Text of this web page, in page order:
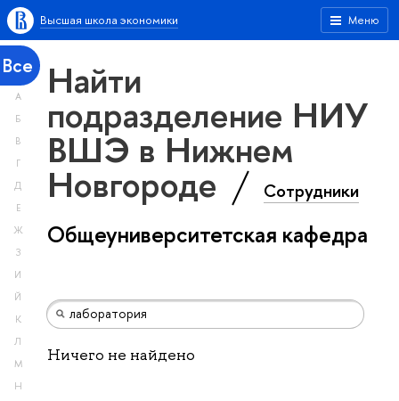
Меню
Высшая школа экономики
Все
А
Б
В
Г
Д
Е
Ж
З
И
Й
К
Л
М
Н
Найти
подразделение НИУ
ВШЭ в Нижнем
Новгороде Сотрудники
Общеуниверситетская кафедра
Ничего не найдено